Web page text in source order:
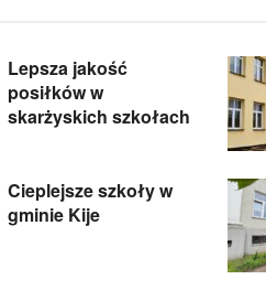
Lepsza jakość
posiłków w
skarżyskich szkołach
Cieplejsze szkoły w
gminie Kije